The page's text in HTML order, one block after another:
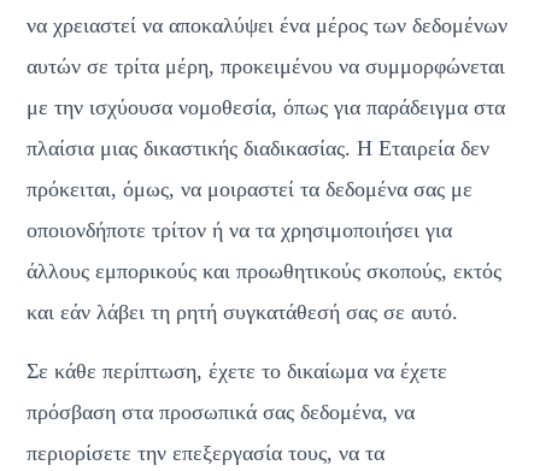
να χρειαστεί να αποκαλύψει ένα μέρος των δεδομένων
αυτών σε τρίτα μέρη, προκειμένου να συμμορφώνεται
με την ισχύουσα νομοθεσία, όπως για παράδειγμα στα
πλαίσια μιας δικαστικής διαδικασίας. Η Εταιρεία δεν
πρόκειται, όμως, να μοιραστεί τα δεδομένα σας με
οποιονδήποτε τρίτον ή να τα χρησιμοποιήσει για
άλλους εμπορικούς και προωθητικούς σκοπούς, εκτός
και εάν λάβει τη ρητή συγκατάθεσή σας σε αυτό.
Σε κάθε περίπτωση, έχετε το δικαίωμα να έχετε
πρόσβαση στα προσωπικά σας δεδομένα, να
περιορίσετε την επεξεργασία τους, να τα